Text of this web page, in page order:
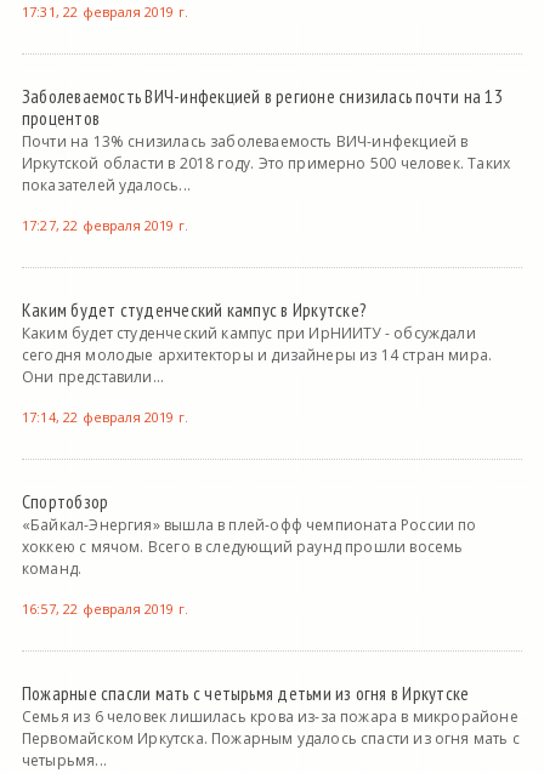
17:31, 22 февраля 2019 г.
Заболеваемость ВИЧ-инфекцией в регионе снизилась почти на 13
процентов
Почти на 13% снизилась заболеваемость ВИЧ-инфекцией в
Иркутской области в 2018 году. Это примерно 500 человек. Таких
показателей удалось...
17:27, 22 февраля 2019 г.
Каким будет студенческий кампус в Иркутске?
Каким будет студенческий кампус при ИрНИИТУ - обсуждали
сегодня молодые архитекторы и дизайнеры из 14 стран мира.
Они представили...
17:14, 22 февраля 2019 г.
Спортобзор
«Байкал-Энергия» вышла в плей-офф чемпионата России по
хоккею с мячом. Всего в следующий раунд прошли восемь
команд.
16:57, 22 февраля 2019 г.
Пожарные спасли мать с четырьмя детьми из огня в Иркутске
Семья из 6 человек лишилась крова из-за пожара в микрорайоне
Первомайском Иркутска. Пожарным удалось спасти из огня мать с
четырьмя...